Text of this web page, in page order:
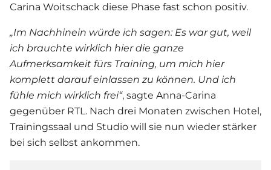
Carina Woitschack diese Phase fast schon positiv.
„Im Nachhinein würde ich sagen: Es war gut, weil
ich brauchte wirklich hier die ganze
Aufmerksamkeit fürs Training, um mich hier
komplett darauf einlassen zu können. Und ich
fühle mich wirklich frei“, sagte Anna-Carina
gegenüber RTL. Nach drei Monaten zwischen Hotel,
Trainingssaal und Studio will sie nun wieder stärker
bei sich selbst ankommen.